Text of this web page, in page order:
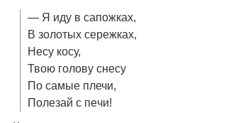
— Я иду в сапожках,
В золотых сережках,
Несу косу,
Твою голову снесу
По самые плечи,
Полезай с пeчи!